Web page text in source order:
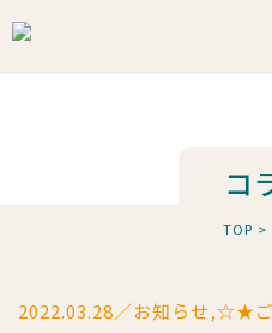
コ
TOP >
2022.03.28／お知らせ,☆★